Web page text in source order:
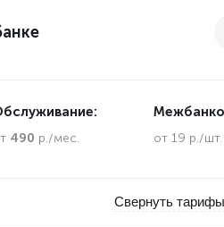
490 р./мес. от 19 р./шт.
Свернуть тарифы